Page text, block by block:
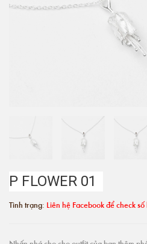
P FLOWER 01
Tình trạng: Liên hệ Facebook để check